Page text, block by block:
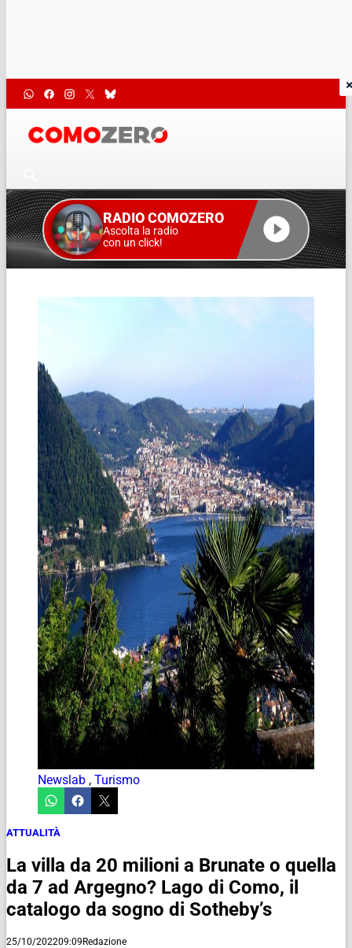
RADIO COMOZERO
Ascolta la radio
con un click!
Newslab , Turismo
ATTUALITÀ
La villa da 20 milioni a Brunate o quella
da 7 ad Argegno? Lago di Como, il
catalogo da sogno di Sotheby’s
25/10/202209:09Redazione